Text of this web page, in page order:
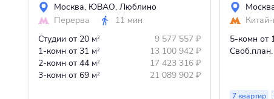
Москва, ЮВАО, Люблино
Перерва
11 мин
Студии от 20 м2 9 577 557 ₽
1-комн от 31 м2 13 100 942 ₽
2-комн от 44 м2 17 423 316 ₽
3-комн от 69 м2 21 089 902 ₽
5-комн от
Своб.план.
7 квартир